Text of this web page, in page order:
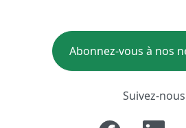
Abonnez-vous à nos
Suivez-nous